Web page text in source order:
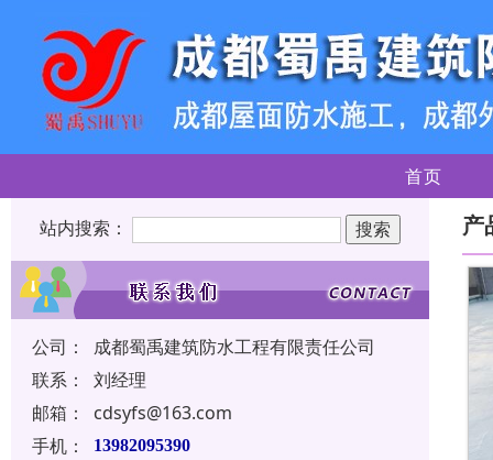
首页
站内搜索：
公司：
成都蜀禹建筑防水工程有限责任公司
联系：
刘经理
邮箱：
cdsyfs@163.com
手机：
13982095390
产